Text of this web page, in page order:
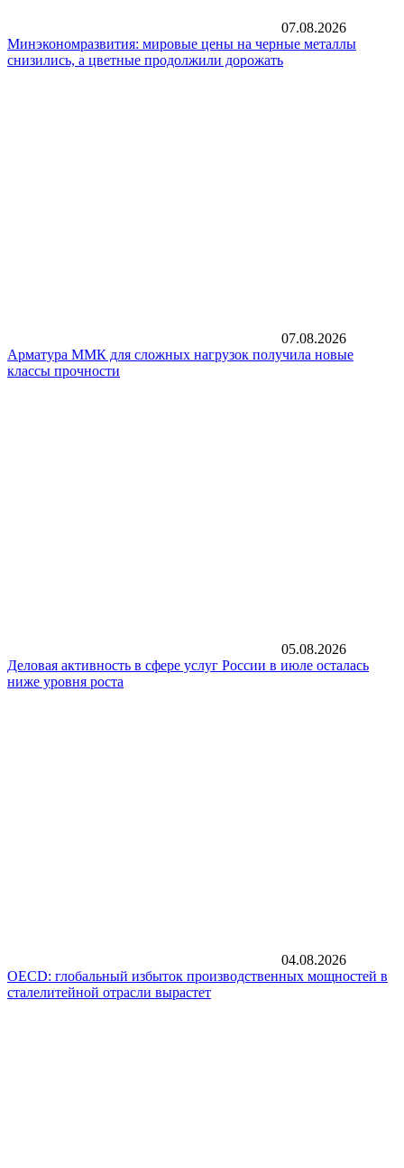
07.08.2026
Минэкономразвития: мировые цены на черные металлы
снизились, а цветные продолжили дорожать
07.08.2026
Арматура ММК для сложных нагрузок получила новые
классы прочности
05.08.2026
Деловая активность в сфере услуг России в июле осталась
ниже уровня роста
04.08.2026
OECD: глобальный избыток производственных мощностей в
сталелитейной отрасли вырастет